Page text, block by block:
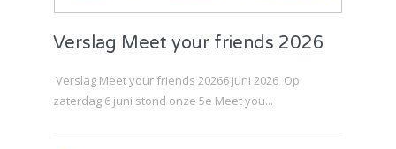
Verslag Meet your friends 2026
Verslag Meet your friends 20266 juni 2026 Op
zaterdag 6 juni stond onze 5e Meet you...